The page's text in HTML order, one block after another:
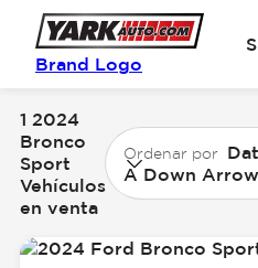
Brand Logo
1 2024
Bronco
Sport
Vehículos
en venta
Ordenar por
A Down